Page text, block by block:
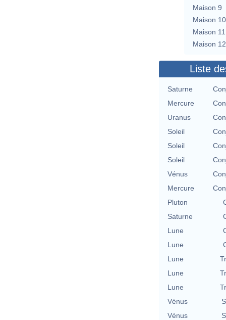
Maison 9
Maison 10
Maison 11
Maison 12
Liste
Saturne
Mercure
Uranus
Soleil
Soleil
Soleil
Vénus
Mercure
Pluton
Saturne
Lune
Lune
Lune
Lune
Lune
Vénus
Vénus